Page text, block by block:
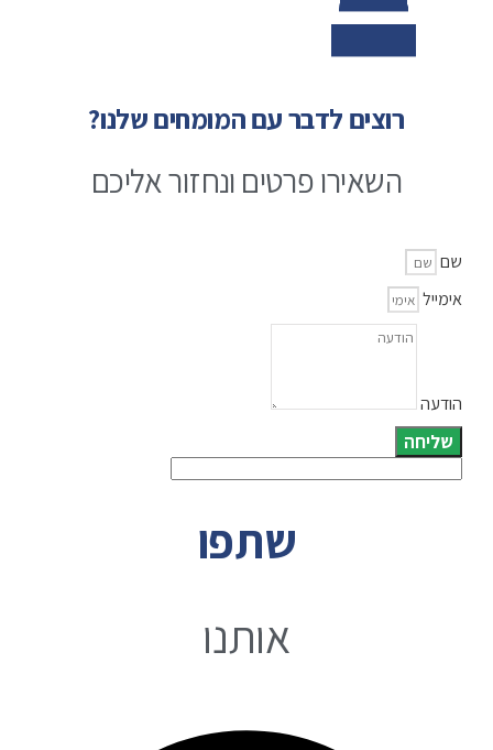
רוצים לדבר עם המומחים שלנו?
השאירו פרטים ונחזור אליכם
שם
אימייל
הודעה
שליחה
שתפו
אותנו